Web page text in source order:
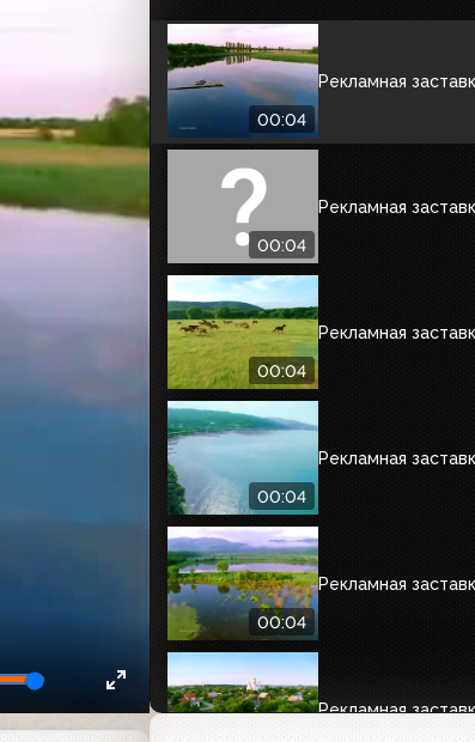
00:04
Рекламная
00:04
Рекламная
00:04
Рекламная
00:04
Рекламная
00:04
Рекламная
Рекламная